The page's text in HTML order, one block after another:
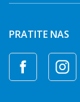
PRATITE NAS